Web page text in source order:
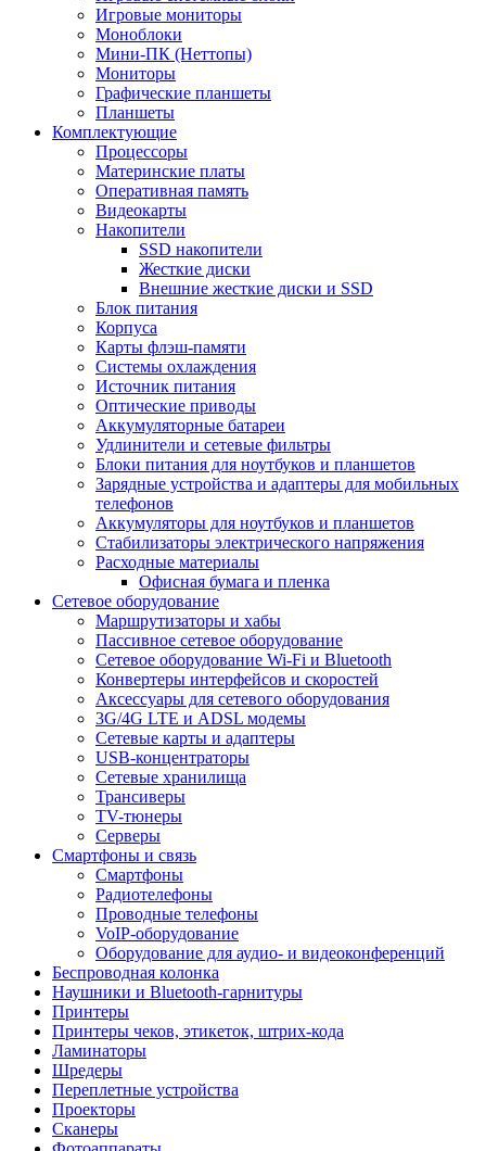
Игровые мониторы
Моноблоки
Мини-ПК (Неттопы)
Мониторы
Графические планшеты
Планшеты
Комплектующие
Процессоры
Материнские платы
Оперативная память
Видеокарты
Накопители
SSD накопители
Жесткие диски
Внешние жесткие диски и SSD
Блок питания
Корпуса
Карты флэш-памяти
Системы охлаждения
Источник питания
Оптические приводы
Аккумуляторные батареи
Удлинители и сетевые фильтры
Блоки питания для ноутбуков и планшетов
Зарядные устройства и адаптеры для мобильных
телефонов
Аккумуляторы для ноутбуков и планшетов
Стабилизаторы электрического напряжения
Расходные материалы
Офисная бумага и пленка
Сетевое оборудование
Маршрутизаторы и хабы
Пассивное сетевое оборудование
Сетевое оборудование Wi-Fi и Bluetooth
Конвертеры интерфейсов и скоростей
Аксессуары для сетевого оборудования
3G/4G LTE и ADSL модемы
Сетевые карты и адаптеры
USB-концентраторы
Сетевые хранилища
Трансиверы
TV-тюнеры
Серверы
Смартфоны и связь
Смартфоны
Радиотелефоны
Проводные телефоны
VoIP-оборудование
Оборудование для аудио- и видеоконференций
Беспроводная колонка
Наушники и Bluetooth-гарнитуры
Принтеры
Принтеры чеков, этикеток, штрих-кода
Ламинаторы
Шредеры
Переплетные устройства
Проекторы
Сканеры